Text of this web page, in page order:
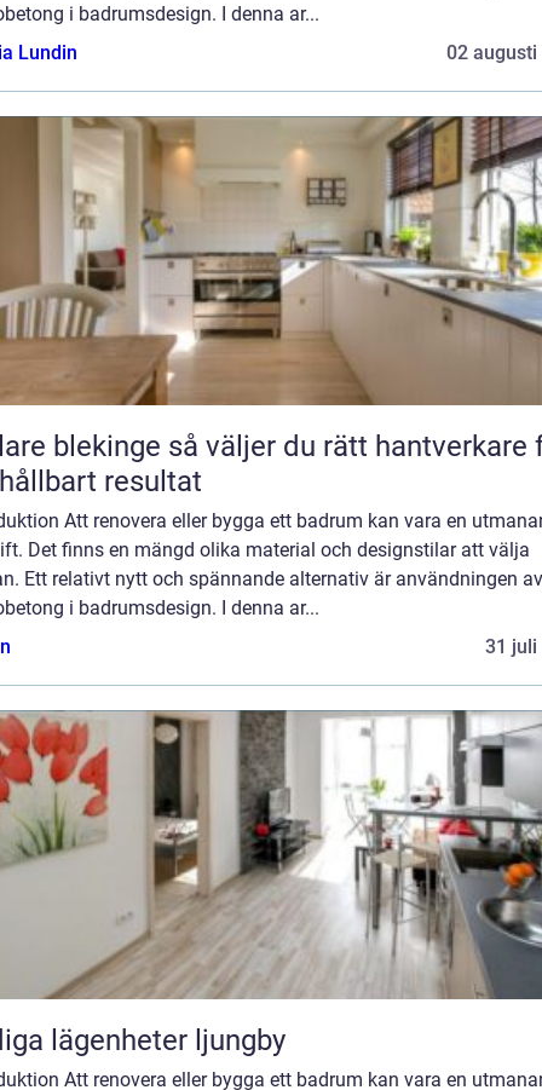
i badrumsdesign. I denna ar...
Lundin
02 augusti
så väljer du rätt hantverkare för
resultat
Att renovera eller bygga ett badrum kan vara en
Det finns en mängd olika material och designstilar att välja
Ett relativt nytt och spännande alternativ är användningen av
i badrumsdesign. I denna ar...
31 juli
lägenheter ljungby
Att renovera eller bygga ett badrum kan vara en